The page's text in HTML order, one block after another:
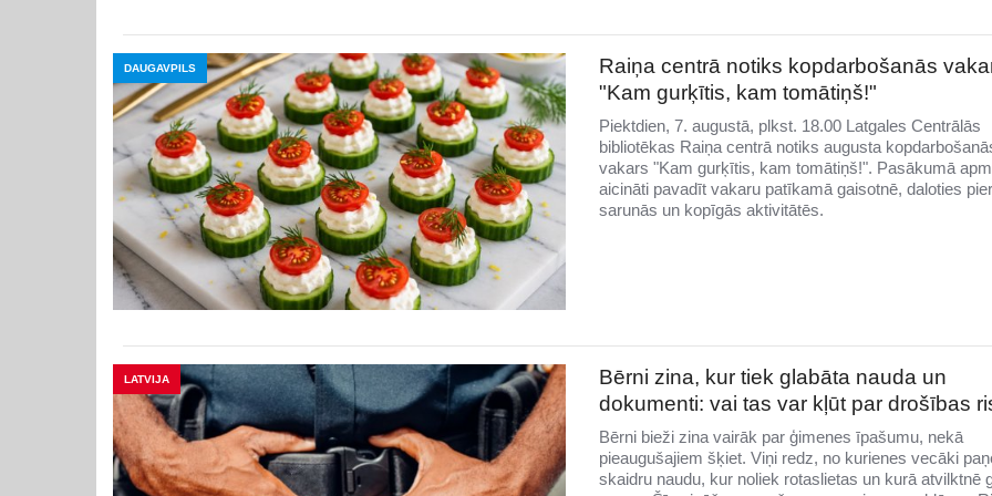
DAUGAVPILS
Raiņa centrā notiks kopdarbošanās
"Kam gurķītis, kam tomātiņš!"
Piektdien, 7. augustā, plkst. 18.00 Latgales Centrālās
bibliotēkas Raiņa centrā notiks augusta
vakars "Kam gurķītis, kam tomātiņš!". Pasākumā
aicināti pavadīt vakaru patīkamā gaisotnē, daloties
sarunās un kopīgās aktivitātēs.
LATVIJA
Bērni zina, kur tiek glabāta nauda un
dokumenti: vai tas var kļūt par drošības
Bērni bieži zina vairāk par ģimenes īpašumu, nekā
pieaugušajiem šķiet. Viņi redz, no kurienes vecāki
skaidru naudu, kur noliek rotaslietas un kurā atvilktnē